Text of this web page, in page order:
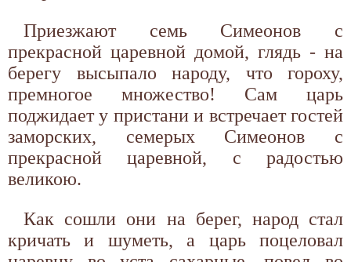
Приезжают семь Симеонов с
прекрасной царевной домой, глядь - на
берегу высыпало народу, что гороху,
премногое множество! Сам царь
поджидает у пристани и встречает гостей
заморских, семерых Симеонов с
прекрасной царевной, с радостью
великою.
Как сошли они на берег, народ стал
кричать и шуметь, а царь поцеловал